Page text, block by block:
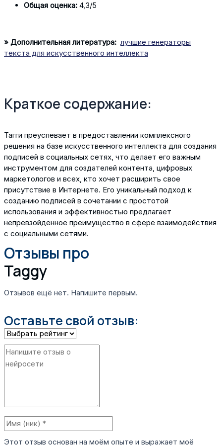
Общая оценка: 4,3/5
» Дополнительная литература: лучшие генераторы
текста для искусственного интеллекта
Краткое содержание:
Тагги преуспевает в предоставлении комплексного
решения на базе искусственного интеллекта для создания
подписей в социальных сетях, что делает его важным
инструментом для создателей контента, цифровых
маркетологов и всех, кто хочет расширить свое
присутствие в Интернете. Его уникальный подход к
созданию подписей в сочетании с простотой
использования и эффективностью предлагает
непревзойденное преимущество в сфере взаимодействия
с социальными сетями.
Отзывы про
Taggy
Отзывов ещё нет. Напишите первым.
Оставьте свой отзыв:
Этот отзыв основан на моём опыте и выражает моё